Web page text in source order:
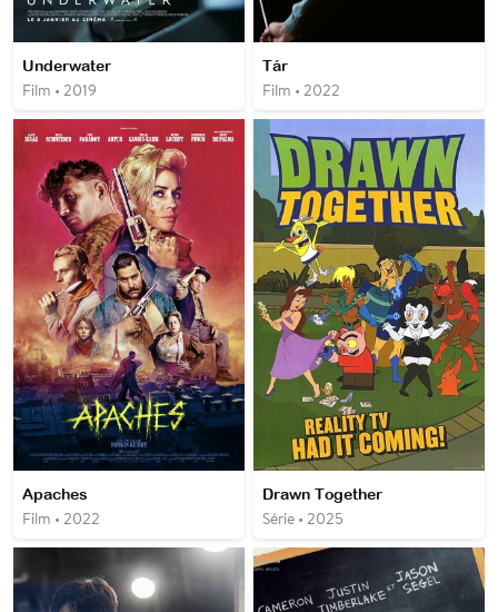
Underwater
Film • 2019
Tár
Film • 2022
Apaches
Film • 2022
Drawn Together
Série • 2025